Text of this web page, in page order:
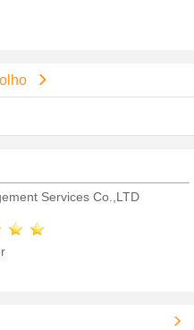
Services Co.,LTD